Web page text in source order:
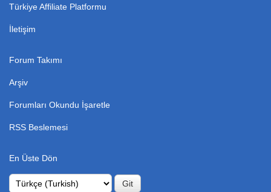
Türkiye Affiliate Platformu
İletişim
Forum Takımı
Arşiv
Forumları Okundu İşaretle
RSS Beslemesi
En Üste Dön